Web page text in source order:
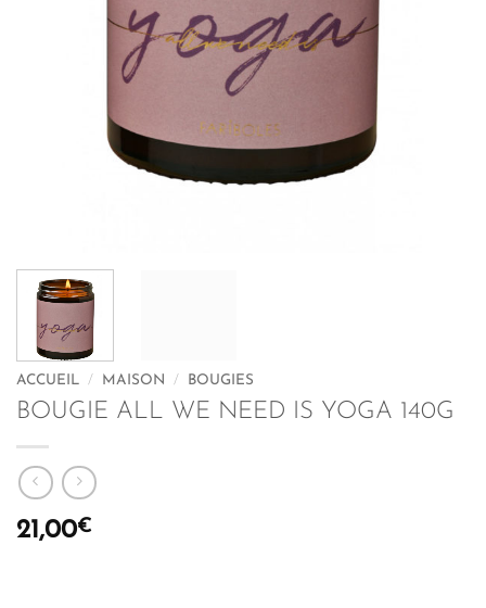
ACCUEIL / MAISON / BOUGIES
BOUGIE ALL WE NEED IS YOGA 140G
21,00€